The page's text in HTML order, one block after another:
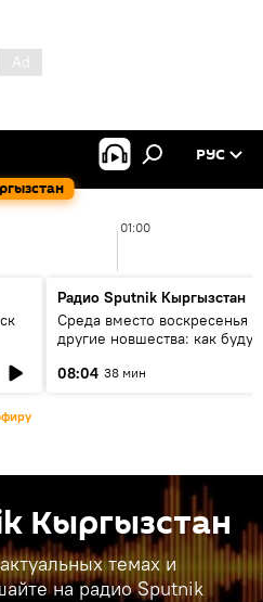
РУС
01:00
Радио Sputnik Кыргызстан
Среда вместо воскресенья и
другие новшества: как будут
08:04 38 мин
Кыргызстан
темах и
на радио Sputnik